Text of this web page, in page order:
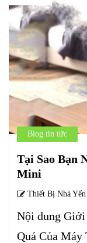
Blog tin tức
Tại Sao Bạn
Mini
Thiết Bị Nhà
Nội dung
Quả Của